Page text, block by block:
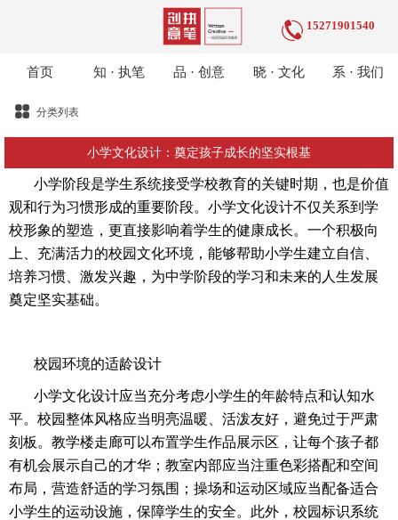
15271901540
首页 知 · 执笔 品 · 创意 晓 · 文化 系 · 我们
分类列表
小学文化设计：奠定孩子成长的坚实根基
小学阶段是学生系统接受学校教育的关键时期，也是价值
观和行为习惯形成的重要阶段。小学文化设计不仅关系到学
校形象的塑造，更直接影响着学生的健康成长。一个积极向
上、充满活力的校园文化环境，能够帮助小学生建立自信、
培养习惯、激发兴趣，为中学阶段的学习和未来的人生发展
奠定坚实基础。
校园环境的适龄设计
小学文化设计应当充分考虑小学生的年龄特点和认知水
平。校园整体风格应当明亮温暖、活泼友好，避免过于严肃
刻板。教学楼走廊可以布置学生作品展示区，让每个孩子都
有机会展示自己的才华；教室内部应当注重色彩搭配和空间
布局，营造舒适的学习氛围；操场和运动区域应当配备适合
小学生的运动设施，保障学生的安全。此外，校园标识系统